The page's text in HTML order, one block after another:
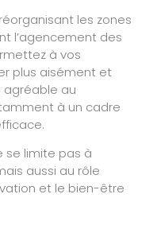
les zones
l’agencement des
à vos
plus aisément et
agréable au
à un cadre
se limite pas à
aussi au rôle
et le bien-être